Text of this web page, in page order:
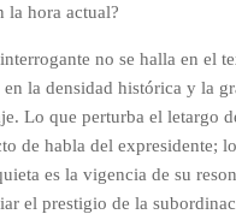
la hora actual?
no se halla en el
la densidad histórica y la
Lo que perturba el letargo
de habla del expresidente;
es la vigencia de su
el prestigio de la